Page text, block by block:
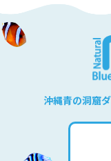
沖縄青の洞窟